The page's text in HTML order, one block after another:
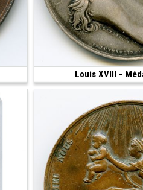
Louis XVIII -
(35.18 g • 41 mm)